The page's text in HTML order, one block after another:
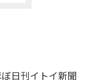
日刊イトイ新聞